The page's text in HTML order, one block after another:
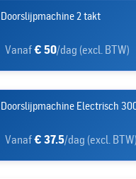
Doorslijpmachine 2 takt
Vanaf€ 50/dag (excl. BTW)
Doorslijpmachine Electrisch
Vanaf€ 37.5/dag (excl. BTW)